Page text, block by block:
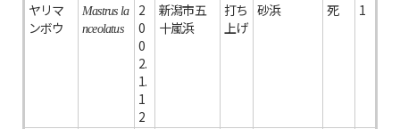
ヤリマ
ンボウ
Mastrus la
nceolatus
2
0
0
2.
1.
1
2
新潟市五
十嵐浜
打ち
上げ
砂浜 死 1